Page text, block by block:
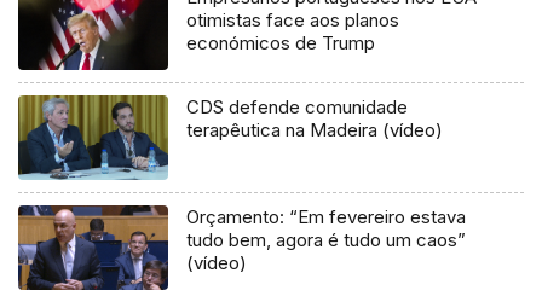
otimistas face aos planos
económicos de Trump
CDS defende comunidade
terapêutica na Madeira (vídeo)
Orçamento: “Em fevereiro estava
tudo bem, agora é tudo um caos”
(vídeo)